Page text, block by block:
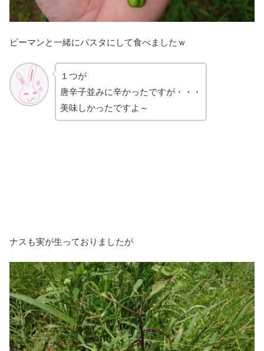
ピーマンと一緒にパスタにして食べましたｗ
１つが
唐辛子並みに辛かったですが・・・
美味しかったですよ～
ナスも実が生っておりましたが